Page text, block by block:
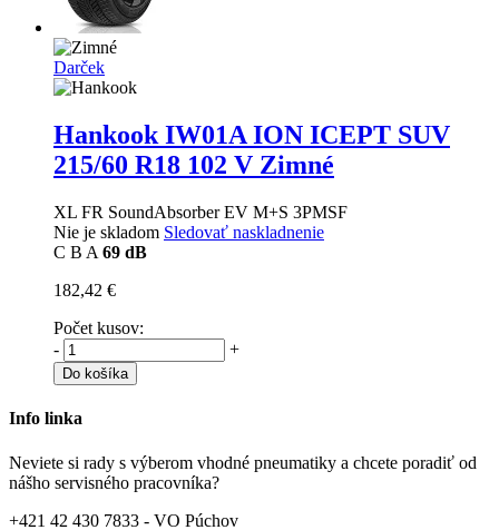
Darček
Hankook IW01A ION ICEPT SUV
215/60 R18 102 V Zimné
XL FR SoundAbsorber EV M+S 3PMSF
Nie je skladom Sledovať naskladnenie
C B A 69 dB
182,42 €
Počet kusov:
-
+
Do košíka
Info linka
Neviete si rady s výberom vhodné pneumatiky a chcete poradiť od
nášho servisného pracovníka?
+421 42 430 7833 - VO Púchov